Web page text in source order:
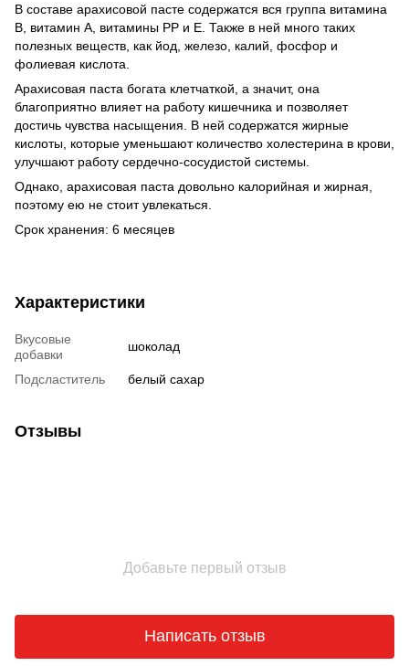
В составе арахисовой пасте содержатся вся группа витамина
В, витамин А, витамины РР и Е. Также в ней много таких
полезных веществ, как йод, железо, калий, фосфор и
фолиевая кислота.
Арахисовая паста богата клетчаткой, а значит, она
благоприятно влияет на работу кишечника и позволяет
достичь чувства насыщения. В ней содержатся жирные
кислоты, которые уменьшают количество холестерина в крови,
улучшают работу сердечно-сосудистой системы.
Однако, арахисовая паста довольно калорийная и жирная,
поэтому ею не стоит увлекаться.
Срок хранения: 6 месяцев
Характеристики
Вкусовые
добавки
шоколад
Подсластитель белый сахар
Отзывы
Добавьте первый отзыв
Написать отзыв